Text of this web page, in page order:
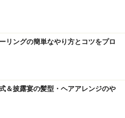
リングの簡単なやり方とコツをプロ
＆披露宴の髪型・ヘアアレンジのや